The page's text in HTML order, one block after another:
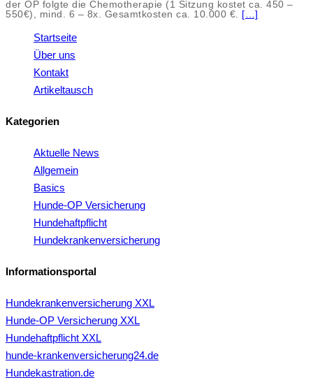
der OP folgte die Chemotherapie (1 Sitzung kostet ca. 450 –
550€), mind. 6 – 8x. Gesamtkosten ca. 10.000 €.
[…]
Startseite
Über uns
Kontakt
Artikeltausch
Kategorien
Aktuelle News
Allgemein
Basics
Hunde-OP Versicherung
Hundehaftpflicht
Hundekrankenversicherung
Informationsportal
Hundekrankenversicherung XXL
Hunde-OP Versicherung XXL
Hundehaftpflicht XXL
hunde-krankenversicherung24.de
Hundekastration.de